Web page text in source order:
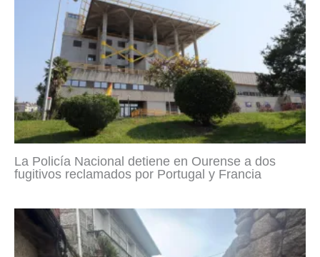
La Policía Nacional detiene en Ourense a dos
fugitivos reclamados por Portugal y Francia